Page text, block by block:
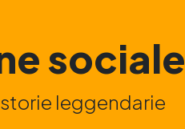
sociale
leggendarie